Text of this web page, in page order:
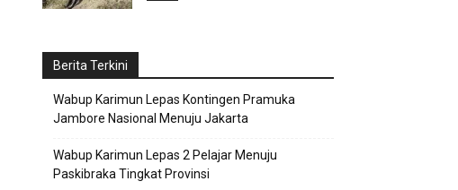
Berita Terkini
Wabup Karimun Lepas Kontingen Pramuka
Jambore Nasional Menuju Jakarta
Wabup Karimun Lepas 2 Pelajar Menuju
Paskibraka Tingkat Provinsi